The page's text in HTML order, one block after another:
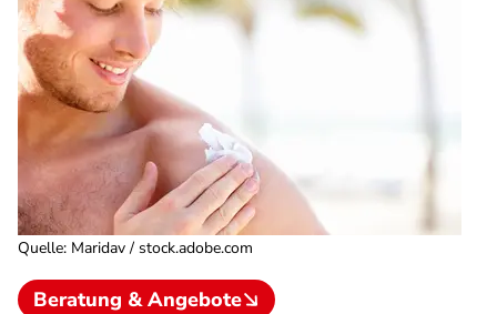
Quelle: Maridav / stock.adobe.com
Beratung & Angebote